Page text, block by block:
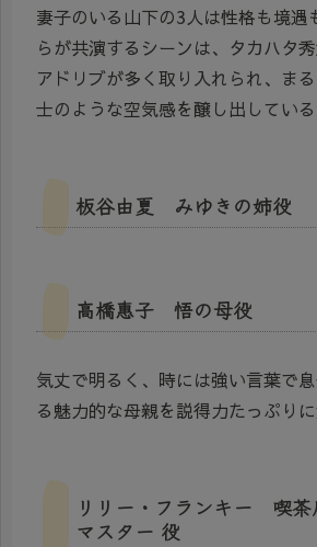
妻子のいる山下の3人は性格も境遇
らが共演するシーンは、タカハタ
アドリブが多く取り入れられ、ま
士のような空気感を醸し出している
板谷由夏 みゆきの姉役
高橋惠子 悟の母役
気丈で明るく、時には強い言葉で
る魅力的な母親を説得力たっぷりに
リリー・フランキー 喫茶
マスター 役